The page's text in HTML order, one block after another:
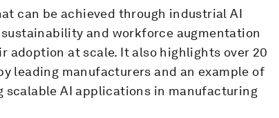
can be achieved through industrial AI
and workforce augmentation
adoption at scale. It also highlights over 20
leading manufacturers and an example of
AI applications in manufacturing